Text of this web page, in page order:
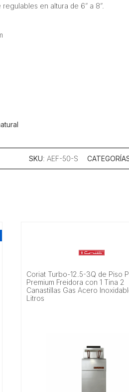
en altura de 6” a 8”.
SKU: AEF-50-S
Coriat Turbo-12.5-3Q de Piso
Premium Freidora con 1 Tina 2
Canastillas Gas Acero
Litros